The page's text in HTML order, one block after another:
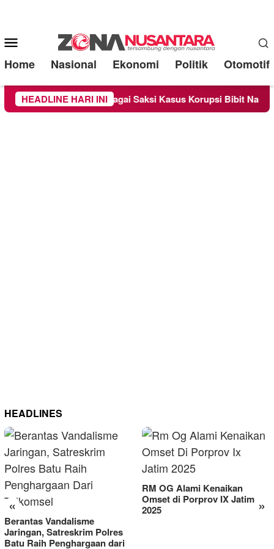
Mobile
Menu
Home Nasional Ekonomi Politik Otomotif
HEADLINE HARI INI
Diperiksa Sebagai Saksi Kasus Korupsi Bibit Nanas Sulsel
HEADLINES
« »
Berantas Vandalisme
Jaringan, Satreskrim Polres
Batu Raih Penghargaan dari
RM OG Alami Kenaikan
Omset di Porprov IX Jatim
2025